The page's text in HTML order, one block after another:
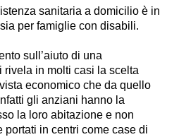
sanitaria a domicilio è in
per famiglie con disabili.
sull’aiuto di una
in molti casi la scelta
economico che da quello
gli anziani hanno la
la loro abitazione e non
portati in centri come case di